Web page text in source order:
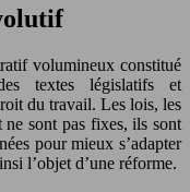
volumineux constitué
textes législatifs et
du travail. Les lois, les
ne sont pas fixes, ils sont
pour mieux s’adapter
l’objet d’une réforme.